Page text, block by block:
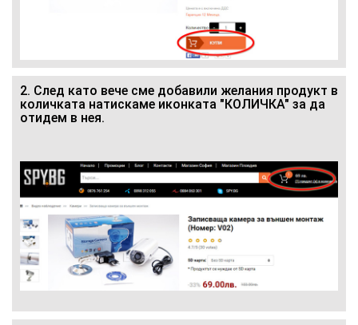
2. След като вече сме добавили желания продукт в
количката натискаме иконката "КОЛИЧКА" за да
отидем в нея.